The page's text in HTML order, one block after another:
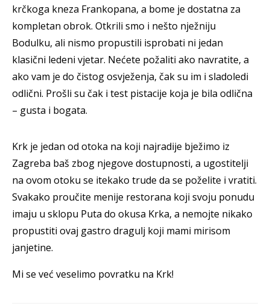
krčkoga kneza Frankopana, a bome je dostatna za
kompletan obrok. Otkrili smo i nešto nježniju
Bodulku, ali nismo propustili isprobati ni jedan
klasični ledeni vjetar. Nećete požaliti ako navratite, a
ako vam je do čistog osvježenja, čak su im i sladoledi
odlični. Prošli su čak i test pistacije koja je bila odlična
– gusta i bogata.
Krk je jedan od otoka na koji najradije bježimo iz
Zagreba baš zbog njegove dostupnosti, a ugostitelji
na ovom otoku se itekako trude da se poželite i vratiti.
Svakako proučite menije restorana koji svoju ponudu
imaju u sklopu Puta do okusa Krka, a nemojte nikako
propustiti ovaj gastro dragulj koji mami mirisom
janjetine.
Mi se već veselimo povratku na Krk!